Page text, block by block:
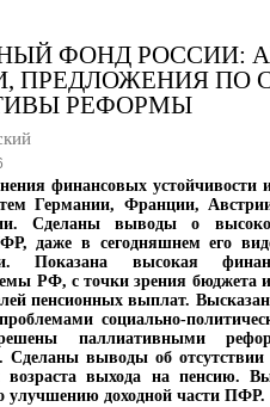
ФОНД РОССИИ:
ПРЕДЛОЖЕНИЯ ПО
РЕФОРМЫ
финансовых
Германии, Франции,
Сделаны выводы о
даже в сегодняшнем его
Показана высокая
РФ, с точки зрения бюджета
пенсионных выплат.
социально-
паллиативными
Сделаны выводы об отсутствии
возраста выхода на пенсию.
улучшению доходной части ПФР.